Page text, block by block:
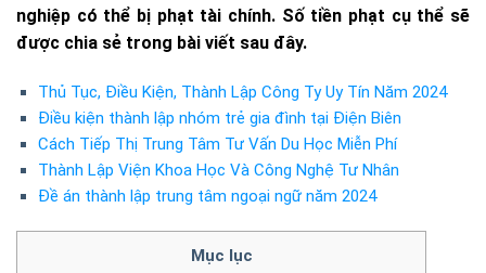
nghiệp có thể bị phạt tài chính. Số tiền phạt cụ thể sẽ
được chia sẻ trong bài viết sau đây.
Thủ Tục, Điều Kiện, Thành Lập Công Ty Uy Tín Năm 2024
Điều kiện thành lập nhóm trẻ gia đình tại Điện Biên
Cách Tiếp Thị Trung Tâm Tư Vấn Du Học Miễn Phí
Thành Lập Viện Khoa Học Và Công Nghệ Tư Nhân
Đề án thành lập trung tâm ngoại ngữ năm 2024
Mục lục